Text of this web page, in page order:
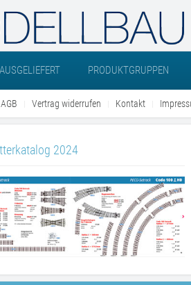
AUSGELIEFERT PRODUKTGRUPPEN
AGB Vertrag widerrufen Kontakt
2024